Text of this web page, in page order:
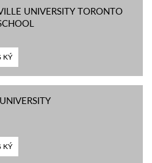
UNIVERSITY TORONTO
KÝ
KÝ